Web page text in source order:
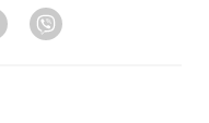
Telegram